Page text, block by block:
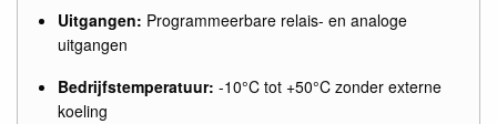
Uitgangen: Programmeerbare relais- en analoge
uitgangen
Bedrijfstemperatuur: -10°C tot +50°C zonder externe
koeling